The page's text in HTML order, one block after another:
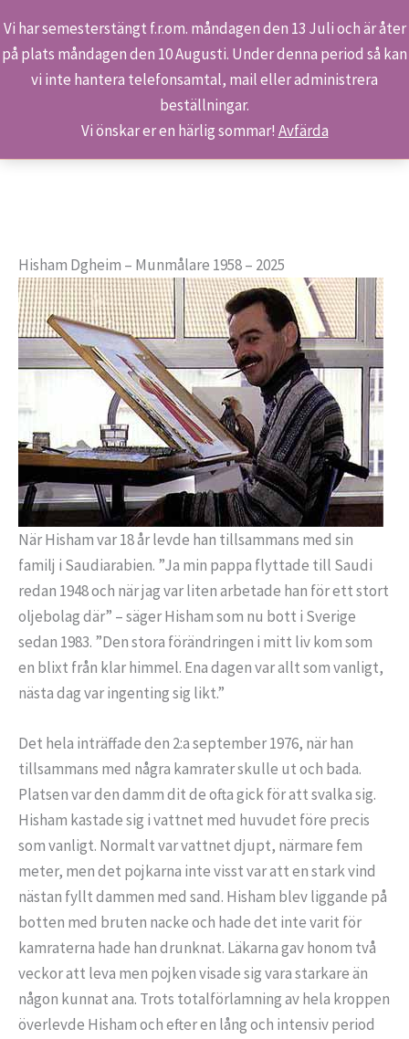
Vi har semesterstängt f.r.om. måndagen den 13 Juli och är åter
på plats måndagen den 10 Augusti. Under denna period så kan
vi inte hantera telefonsamtal, mail eller administrera
beställningar.
Vi önskar er en härlig sommar! Avfärda
Hoppa
Sök
Hem Konst & Konstnärer Hisham Dgheim
Hisham Dgheim – Munmålare 1958 – 2025
När Hisham var 18 år levde han tillsammans med sin
familj i Saudiarabien. ”Ja min pappa flyttade till Saudi
redan 1948 och när jag var liten arbetade han för ett stort
oljebolag där” – säger Hisham som nu bott i Sverige
sedan 1983. ”Den stora förändringen i mitt liv kom som
en blixt från klar himmel. Ena dagen var allt som vanligt,
nästa dag var ingenting sig likt.”
Det hela inträffade den 2:a september 1976, när han
tillsammans med några kamrater skulle ut och bada.
Platsen var den damm dit de ofta gick för att svalka sig.
Hisham kastade sig i vattnet med huvudet före precis
som vanligt. Normalt var vattnet djupt, närmare fem
meter, men det pojkarna inte visst var att en stark vind
nästan fyllt dammen med sand. Hisham blev liggande på
botten med bruten nacke och hade det inte varit för
kamraterna hade han drunknat. Läkarna gav honom två
veckor att leva men pojken visade sig vara starkare än
någon kunnat ana. Trots totalförlamning av hela kroppen
överlevde Hisham och efter en lång och intensiv period